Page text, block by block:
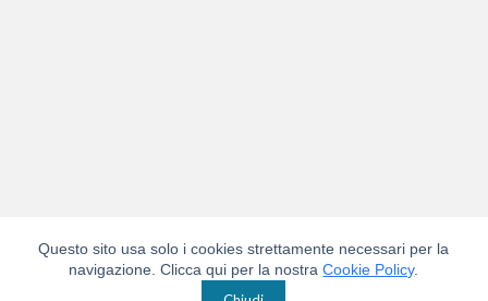
Questo sito usa solo i cookies strettamente necessari per la
navigazione. Clicca qui per la nostraCookie Policy.